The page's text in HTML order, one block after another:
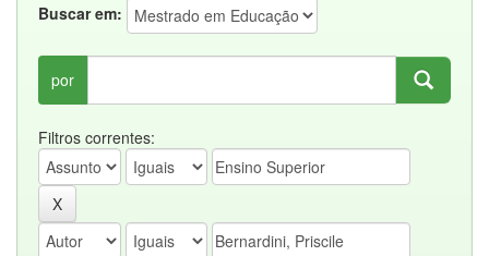
Buscar em:
por
Filtros correntes: